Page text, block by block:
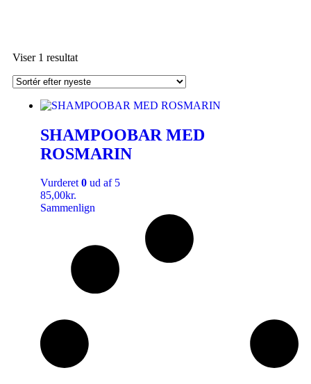
Viser 1 resultat
SHAMPOOBAR MED
ROSMARIN
Vurderet0 ud af 5
85,00kr.
Sammenlign